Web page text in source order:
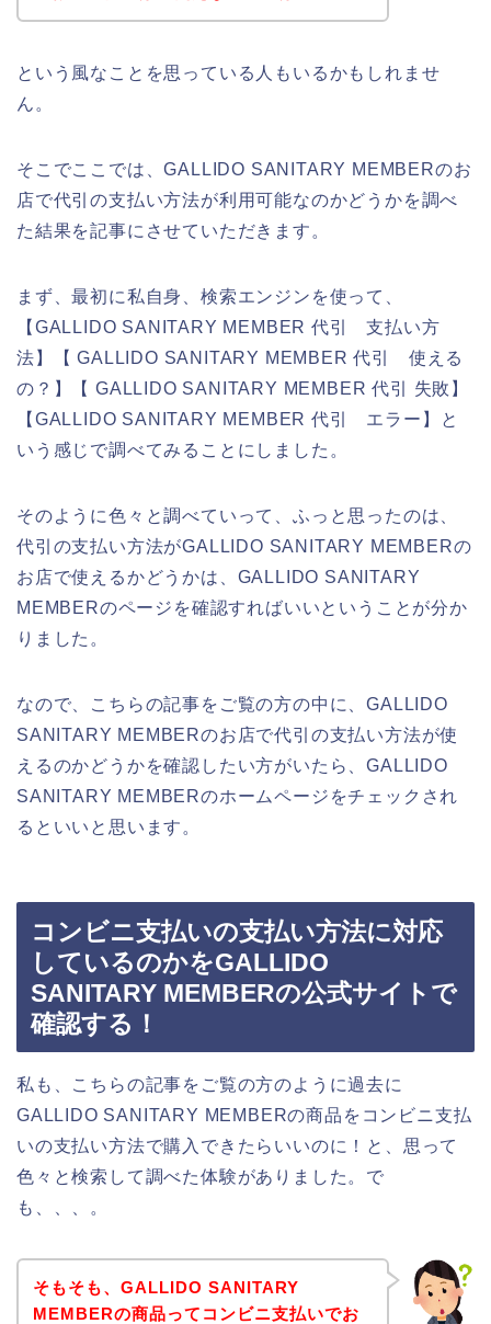
という風なことを思っている人もいるかもしれませ
ん。
そこでここでは、GALLIDO SANITARY MEMBERのお
店で代引の支払い方法が利用可能なのかどうかを調べ
た結果を記事にさせていただきます。
まず、最初に私自身、検索エンジンを使って、
【GALLIDO SANITARY MEMBER 代引 支払い方
法】【 GALLIDO SANITARY MEMBER 代引 使える
の？】【 GALLIDO SANITARY MEMBER 代引 失敗】
【GALLIDO SANITARY MEMBER 代引 エラー】と
いう感じで調べてみることにしました。
そのように色々と調べていって、ふっと思ったのは、
代引の支払い方法がGALLIDO SANITARY MEMBERの
お店で使えるかどうかは、GALLIDO SANITARY
MEMBERのページを確認すればいいということが分か
りました。
なので、こちらの記事をご覧の方の中に、GALLIDO
SANITARY MEMBERのお店で代引の支払い方法が使
えるのかどうかを確認したい方がいたら、GALLIDO
SANITARY MEMBERのホームページをチェックされ
るといいと思います。
コンビニ支払いの支払い方法に対応
しているのかをGALLIDO
SANITARY MEMBERの公式サイトで
確認する！
私も、こちらの記事をご覧の方のように過去に
GALLIDO SANITARY MEMBERの商品をコンビニ支払
いの支払い方法で購入できたらいいのに！と、思って
色々と検索して調べた体験がありました。で
も、、、。
そもそも、GALLIDO SANITARY
MEMBERの商品ってコンビニ支払いでお